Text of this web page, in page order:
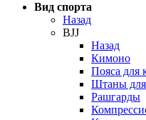
Вид спорта
Назад
BJJ
Назад
Кимоно
Пояса для
Штаны
Рашгарды